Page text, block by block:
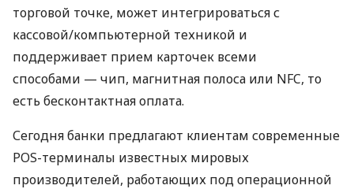
торговой точке, может интегрироваться с
кассовой/компьютерной техникой и
поддерживает прием карточек всеми
способами — чип, магнитная полоса или NFC, то
есть бесконтактная оплата.
Сегодня банки предлагают клиентам современные
POS-терминалы известных мировых
производителей, работающих под операционной